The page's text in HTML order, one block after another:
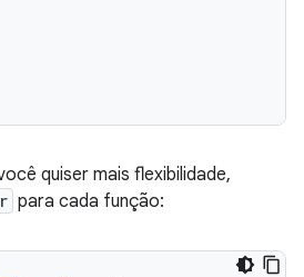
quiser mais flexibilidade,
para cada função: